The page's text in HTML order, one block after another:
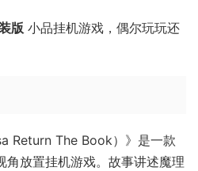
版 小品挂机游戏，偶尔玩玩还
Return The Book）》是一款
放置挂机游戏。故事讲述魔理